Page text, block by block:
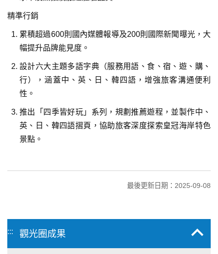
精準行銷
累積超過600則國內媒體報導及200則國際新聞曝光，大
幅提升品牌能見度。
設計六大主題多語字典（服務用語、食、宿、遊、購、
行），涵蓋中、英、日、韓四語，增強旅客溝通便利
性。
推出「四季皆好玩」系列，規劃推薦遊程，並製作中、
英、日、韓四語摺頁，協助旅客深度探索皇冠海岸特色
景點。
最後更新日期：2025-09-08
::: 觀光圈成果